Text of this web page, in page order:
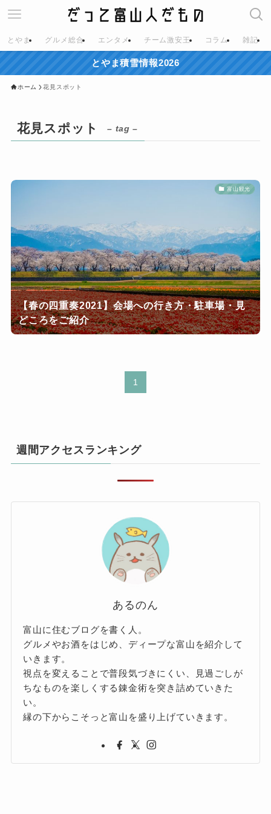
とやま グルメ総合 エンタメ チーム激安王 コラム 雑記
とやま積雪情報2026
ホーム 花見スポット
花見スポット – tag –
富山観光
【春の四重奏2021】会場への行き方・駐車場・見
どころをご紹介
1
週間アクセスランキング
あるのん
富山に住むブログを書く人。
グルメやお酒をはじめ、ディープな富山を紹介して
いきます。
視点を変えることで普段気づきにくい、見過ごしが
ちなものを楽しくする錬金術を突き詰めていきた
い。
縁の下からこそっと富山を盛り上げていきます。